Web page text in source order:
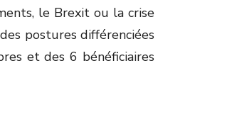
le Brexit ou la crise
postures différenciées
et des 6 bénéficiaires